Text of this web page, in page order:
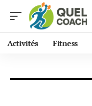
Activités Fitness